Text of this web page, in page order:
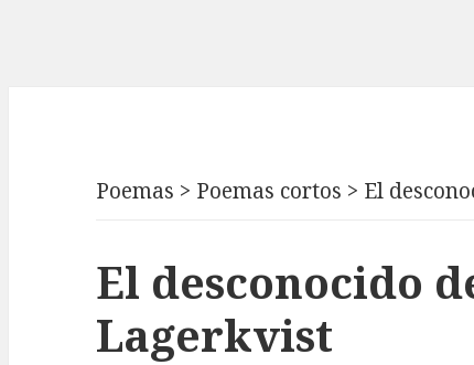
Poemas > Poemas cortos > El
El desconocido
Lagerkvist